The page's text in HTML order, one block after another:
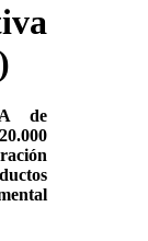
de